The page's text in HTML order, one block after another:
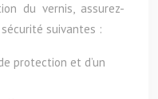
du vernis, assurez-
suivantes :
protection et d’un